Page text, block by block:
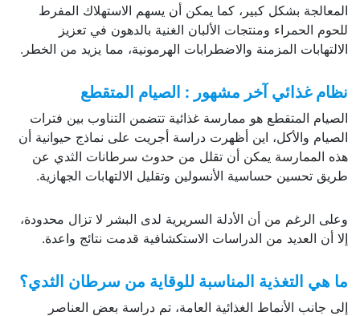
المعالجة بشكل كبير، كما يمكن أن يسهم الاستهلاك المفرط
للحوم الحمراء ومنتجات الألبان الغنية بالدهون في تعزيز
الالتهابات المزمنة والاضطرابات الهرمونية، مما يزيد من الخطر.
نظام غذائي آخر مشهور : الصيام المتقطع
الصيام المتقطع هو ممارسة غذائية تتضمن التناوب بين فترات
الصيام والأكل، اين أظهرت دراسة أجريت على نماذج حيوانية أن
هذه الممارسة يمكن أن تقلل من حدوث سرطانات الثدي عن
طريق تحسين حساسية الأنسولين وتقليل الالتهابات الجهازية.
وعلى الرغم من أن الأدلة السريرية لدى البشر لا تزال محدودة،
إلا أن العديد من الدراسات الاستكشافية قدمت نتائج واعدة.
ما هي التغذية المناسبة للوقاية من سرطان الثدي؟
إلى جانب الأنماط الغذائية العامة، تم دراسة بعض العناصر